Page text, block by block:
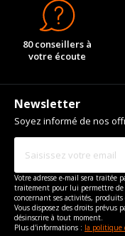
80 conseillers à
votre écoute
Newsletter
Soyez informé de nos
Votre adresse e-mail sera traitée
traitement pour lui permettre de
concernant ses activités, produits
Vous disposez des droits prévus
désinscrire à tout moment.
Plus d'informations : la politique